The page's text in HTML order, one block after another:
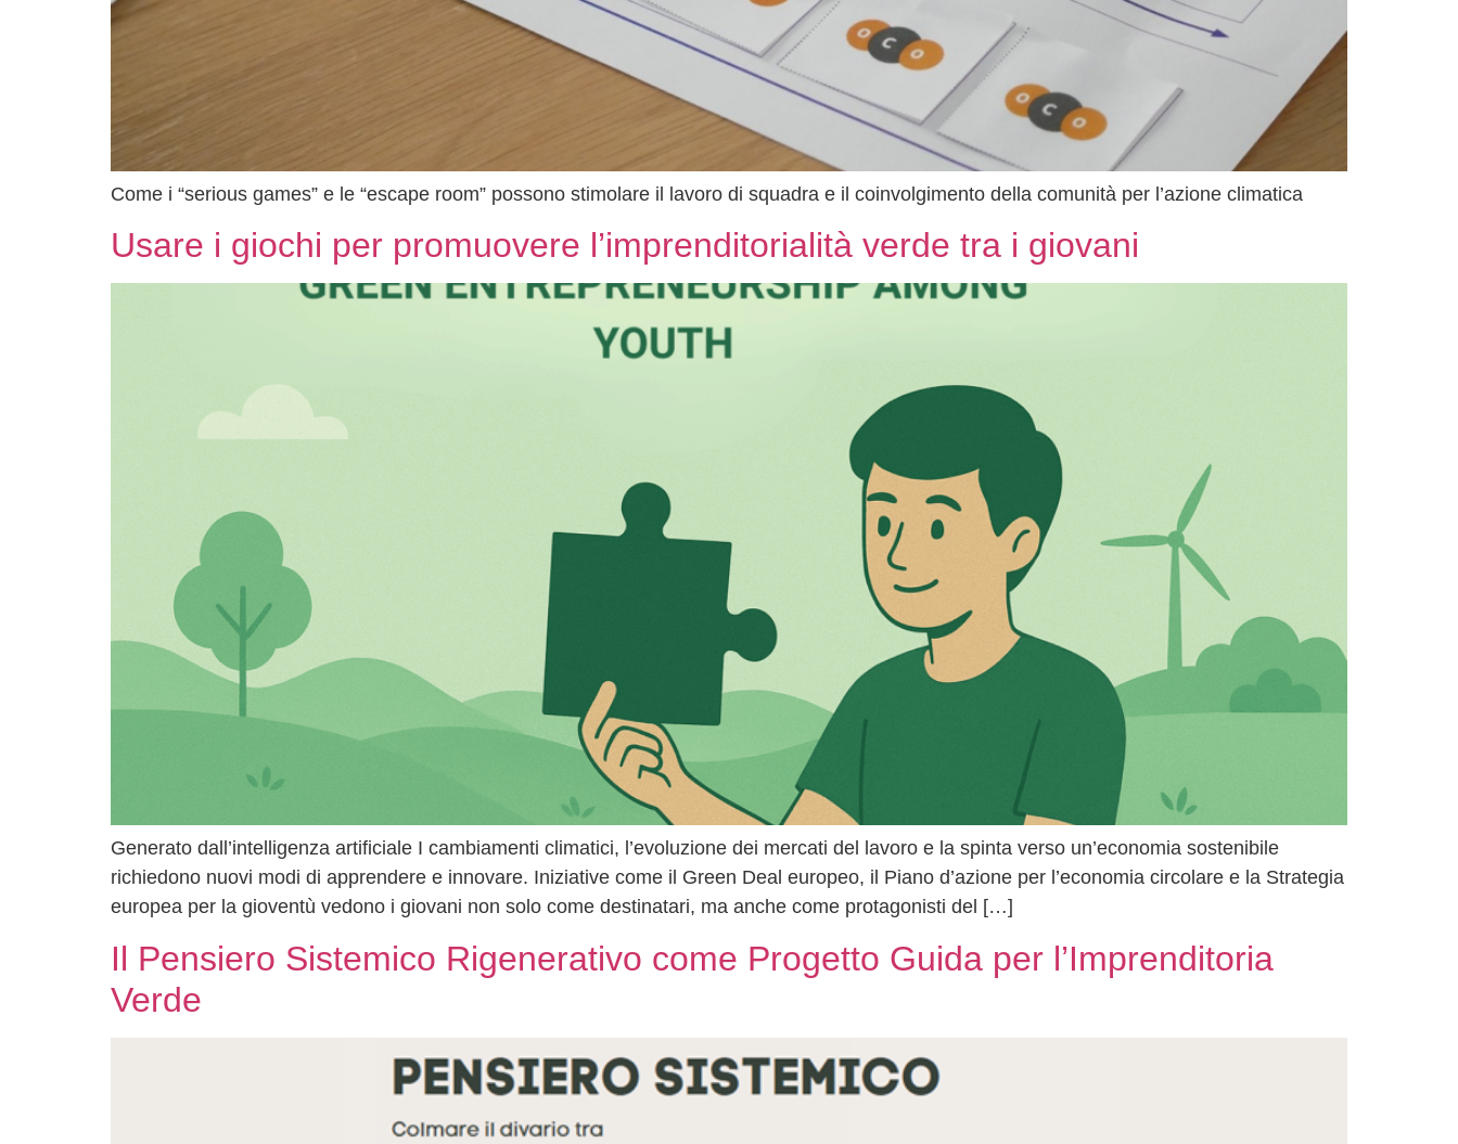
Come i “serious games” e le “escape room” possono stimolare il lavoro di squadra e il coinvolgimento della comunità per l’azione climatica
Usare i giochi per promuovere l’imprenditorialità verde tra i giovani
Generato dall’intelligenza artificiale I cambiamenti climatici, l’evoluzione dei mercati del lavoro e la spinta verso un’economia sostenibile
richiedono nuovi modi di apprendere e innovare. Iniziative come il Green Deal europeo, il Piano d’azione per l’economia circolare e la Strategia
europea per la gioventù vedono i giovani non solo come destinatari, ma anche come protagonisti del […]
Il Pensiero Sistemico Rigenerativo come Progetto Guida per l’Imprenditoria
Verde